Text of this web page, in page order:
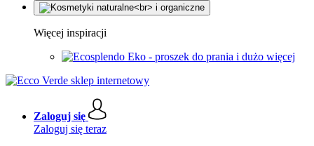
Więcej inspiracji
Eko - proszek do prania i dużo więcej
Zaloguj się
Zaloguj się teraz